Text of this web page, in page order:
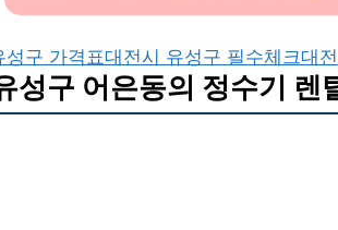
성구 가격표대전시 유성구 필수체크대
성구 어은동의 정수기 렌